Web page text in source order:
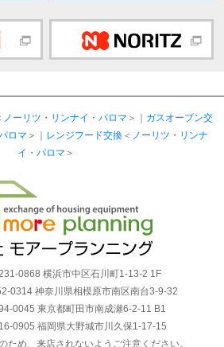
ノーリツ ・ リンナイ ・ パロマ ＞｜ ガスオーブン交
ロマ ＞｜ レンジフード交換 ＜ ノーリツ ・ リンナ
イ ・ パロマ ＞
0868 横浜市中区石川町1-13-2 1F
0314 神奈川県相模原市南区南台3-9-32
0045 東京都町田市南成瀬6-2-11 B1
0905 福岡県大野城市川久保1-17-15
め、来店されないようご注意ください。